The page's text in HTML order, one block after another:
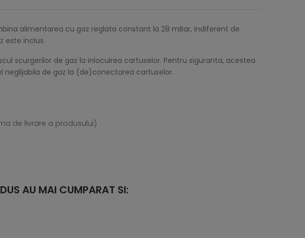
alimentarea cu gaz reglata constant la 28 mBar, indiferent de
este inclus.
scurgerilor de gaz la inlocuirea cartuselor. Pentru siguranta, acestea
de gaz la (de)conectarea cartuselor.
de livrare a produsului)
AU MAI CUMPARAT SI: